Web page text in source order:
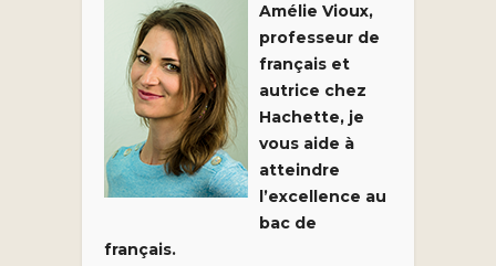
Amélie Vioux,
professeur de
français et
autrice chez
Hachette, je
vous aide à
atteindre
l’excellence au
bac de
français.